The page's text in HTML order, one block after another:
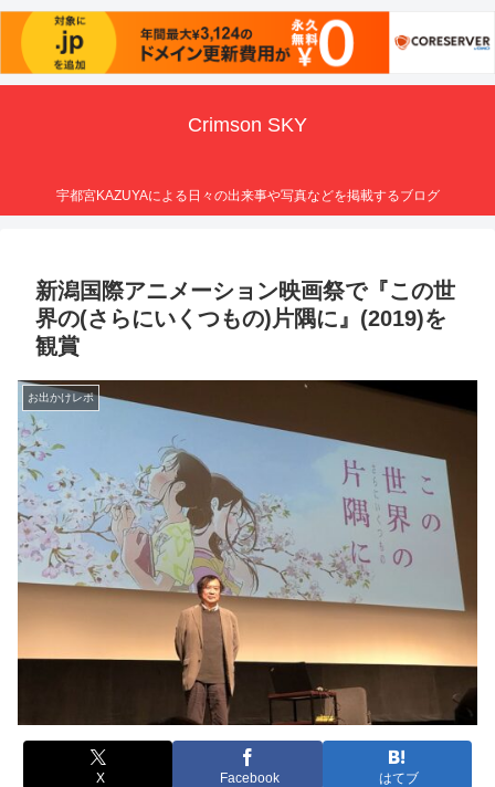
Crimson SKY
宇都宮KAZUYAによる日々の出来事や写真などを掲載するブログ
新潟国際アニメーション映画祭で『この世
界の(さらにいくつもの)片隅に』(2019)を
観賞
お出かけレポ
X Facebook はてブ